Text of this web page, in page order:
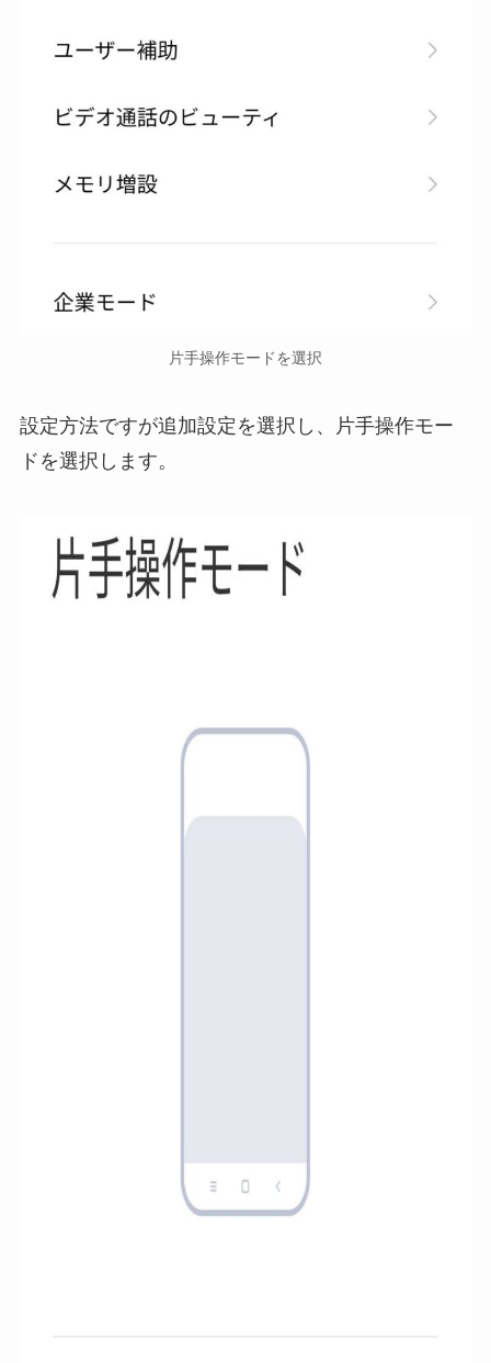
片手操作モードを選択
設定方法ですが追加設定を選択し、片手操作モー
ドを選択します。